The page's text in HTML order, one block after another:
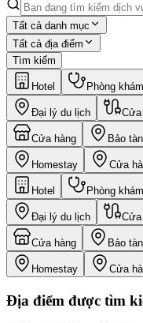
Tất cả danh mục
Tất cả địa điểm
Tìm kiếm
Hotel Phòng khám
Đại lý du lịch
Cửa hàng Bảo
Homestay Cửa
Hotel Phòng khám
Đại lý du lịch
Cửa hàng Bảo
Homestay Cửa
Địa điểm được tìm